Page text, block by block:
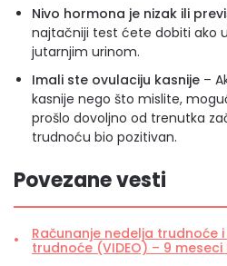
Nivo hormona je nizak ili
najtačniji test ćete dobiti ako
jutarnjim urinom.
Imali ste ovulaciju kasnije –
kasnije nego što mislite,
prošlo dovoljno od trenutka
trudnoću bio pozitivan.
Povezane vesti
Računanje nedelja trudnoće
trudnoće (VIDEO) – 9